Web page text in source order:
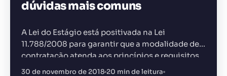
dúvidas mais comuns
A Lei do Estágio está positivada na Lei
11.788/2008 para garantir que a modalidade de
contratação atenda aos princípios e requisitos
da preparação de estudantes para o mercado
30 de novembro de 2018 20 min de leitura
Gestão de Contratos
+14.000 juristas